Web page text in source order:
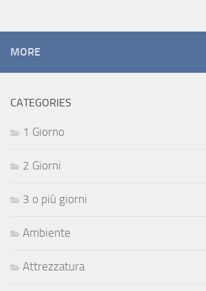
MORE
CATEGORIES
1 Giorno
2 Giorni
3 o più giorni
Ambiente
Attrezzatura